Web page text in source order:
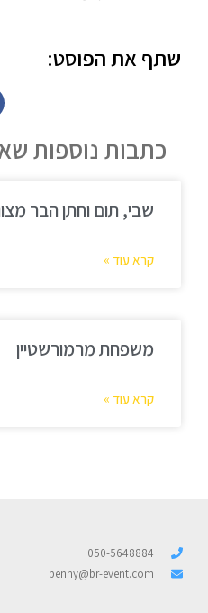
שתף את הפוסט:
כתבות נוספות
שבי, תום וחתן הבר
קרא עוד »
משפחת מרמורשטיין
קרא עוד »
050-5648884
benny@br-event.com